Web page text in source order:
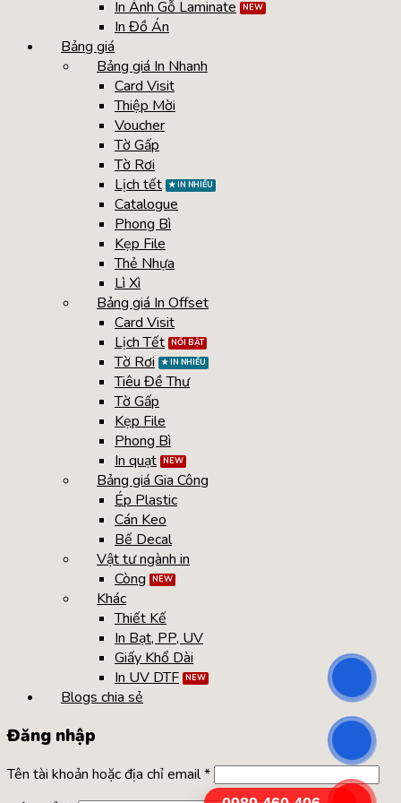
In Ảnh Gỗ Laminate
In Đồ Án
Bảng giá
Bảng giá In Nhanh
Card Visit
Thiệp Mời
Voucher
Tờ Gấp
Tờ Rơi
Lịch tết
Catalogue
Phong Bì
Kẹp File
Thẻ Nhựa
Lì Xì
Bảng giá In Offset
Card Visit
Lịch Tết
Tờ Rơi
Tiêu Đề Thư
Tờ Gấp
Kẹp File
Phong Bì
In quạt
Bảng giá Gia Công
Ép Plastic
Cán Keo
Bế Decal
Vật tư ngành in
Còng
Khác
Thiết Kế
In Bạt, PP, UV
Giấy Khổ Dài
In UV DTF
Blogs chia sẻ
Đăng nhập
Tên tài khoản hoặc địa chỉ email*